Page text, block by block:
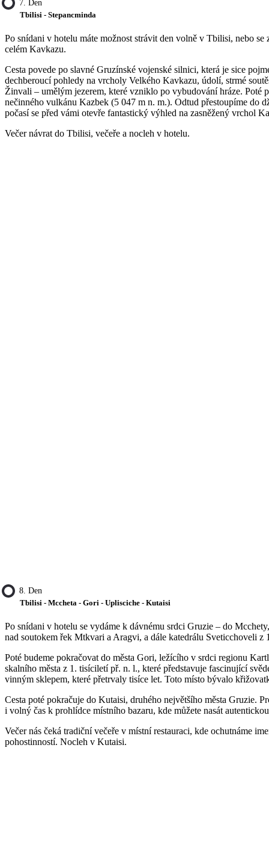
7. Den
Tbilisi - Stepancminda
Po snídani v hotelu máte možnost strávit den volně v Tbilisi, nebo
celém Kavkazu.
Cesta povede po slavné Gruzínské vojenské silnici, která je sice
dechberoucí pohledy na vrcholy Velkého Kavkazu, údolí, strmé
Žinvali – umělým jezerem, které vzniklo po vybudování hráze. Poté
nečinného vulkánu Kazbek (5 047 m n. m.). Odtud přestoupíme do
počasí se před vámi otevře fantastický výhled na zasněžený vrchol
Večer návrat do Tbilisi, večeře a nocleh v hotelu.
8. Den
Tbilisi - Mccheta - Gori - Uplisciche - Kutaisi
Po snídani v hotelu se vydáme k dávnému srdci Gruzie – do
nad soutokem řek Mtkvari a Aragvi, a dále katedrálu Sveticchoveli
Poté budeme pokračovat do města Gori, ležícího v srdci regionu
skalního města z 1. tisíciletí př. n. l., které představuje fascinující
vinným sklepem, které přetrvaly tisíce let. Toto místo bývalo
Cesta poté pokračuje do Kutaisi, druhého největšího města Gruzie.
i volný čas k prohlídce místního bazaru, kde můžete nasát
Večer nás čeká tradiční večeře v místní restauraci, kde ochutnáme
pohostinností. Nocleh v Kutaisi.